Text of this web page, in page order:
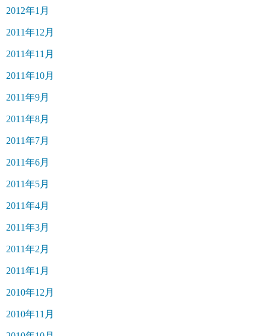
2012年1月
2011年12月
2011年11月
2011年10月
2011年9月
2011年8月
2011年7月
2011年6月
2011年5月
2011年4月
2011年3月
2011年2月
2011年1月
2010年12月
2010年11月